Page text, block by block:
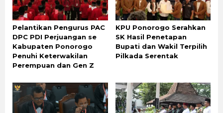
Pelantikan Pengurus PAC
DPC PDI Perjuangan se
Kabupaten Ponorogo
Penuhi Keterwakilan
Perempuan dan Gen Z
KPU Ponorogo Serahkan
SK Hasil Penetapan
Bupati dan Wakil Terpilih
Pilkada Serentak